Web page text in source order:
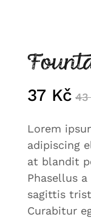
37 Kč
Lorem
adipiscing
at blandit
Phasellus
sagittis
Curabitur